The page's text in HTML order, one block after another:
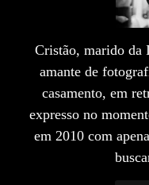
Cristão, marido
amante de
casamento, em
expresso no
em 2010 com